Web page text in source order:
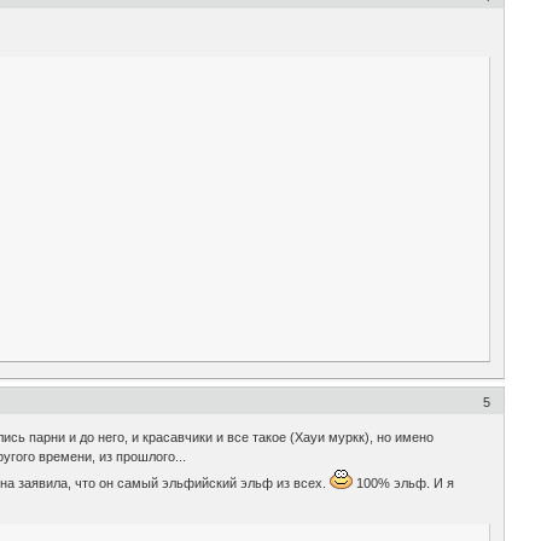
5
парни и до него, и красавчики и все такое (Хауи муркк), но имено
времени, из прошлого...
заявила, что он самый эльфийский эльф из всех.
100% эльф. И я